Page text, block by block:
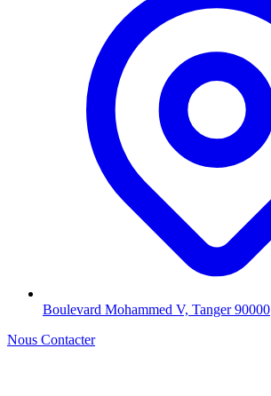
Boulevard Mohammed V, Tanger 90000
Nous Contacter